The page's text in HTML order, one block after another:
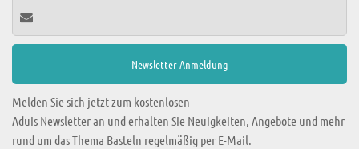
Melden Sie sich jetzt zum kostenlosen
Aduis Newsletter an und erhalten Sie Neuigkeiten, Angebote und mehr
rund um das Thema Basteln regelmäßig per E-Mail.